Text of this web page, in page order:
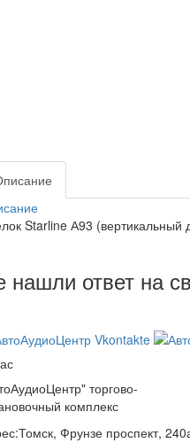
Starline А93 (вертикальный
нашли ответ на
торгово-
комплекс
Томск, Фрунзе проспект,